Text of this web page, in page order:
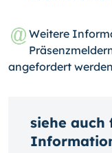
Weitere
angefordert
siehe auch